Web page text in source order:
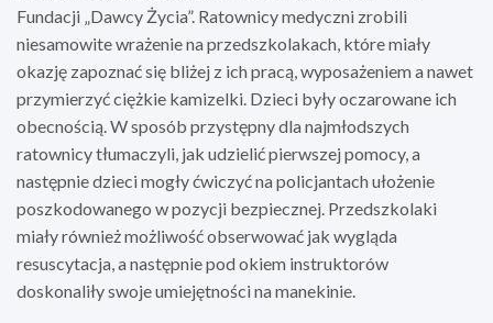
Fundacji „Dawcy Życia”. Ratownicy medyczni zrobili
niesamowite wrażenie na przedszkolakach, które miały
okazję zapoznać się bliżej z ich pracą, wyposażeniem a nawet
przymierzyć ciężkie kamizelki. Dzieci były oczarowane ich
obecnością. W sposób przystępny dla najmłodszych
ratownicy tłumaczyli, jak udzielić pierwszej pomocy, a
następnie dzieci mogły ćwiczyć na policjantach ułożenie
poszkodowanego w pozycji bezpiecznej. Przedszkolaki
miały również możliwość obserwować jak wygląda
resuscytacja, a następnie pod okiem instruktorów
doskonaliły swoje umiejętności na manekinie.